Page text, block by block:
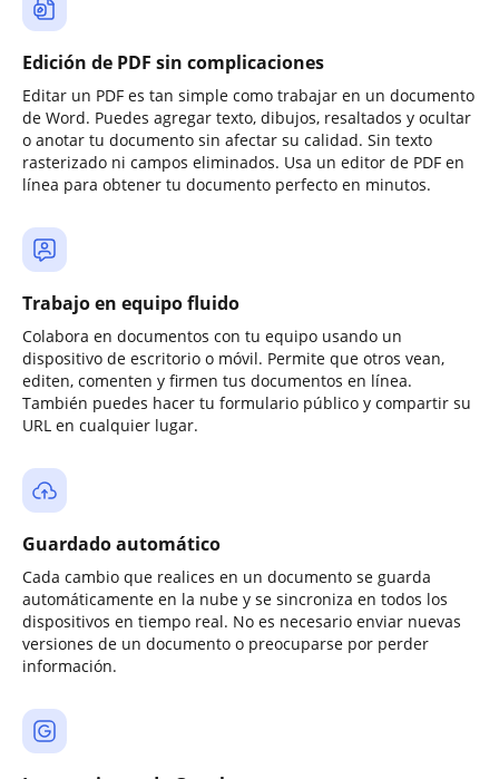
Edición de PDF sin complicaciones
Editar un PDF es tan simple como trabajar en un documento
de Word. Puedes agregar texto, dibujos, resaltados y ocultar
o anotar tu documento sin afectar su calidad. Sin texto
rasterizado ni campos eliminados. Usa un editor de PDF en
línea para obtener tu documento perfecto en minutos.
Trabajo en equipo fluido
Colabora en documentos con tu equipo usando un
dispositivo de escritorio o móvil. Permite que otros vean,
editen, comenten y firmen tus documentos en línea.
También puedes hacer tu formulario público y compartir su
URL en cualquier lugar.
Guardado automático
Cada cambio que realices en un documento se guarda
automáticamente en la nube y se sincroniza en todos los
dispositivos en tiempo real. No es necesario enviar nuevas
versiones de un documento o preocuparse por perder
información.